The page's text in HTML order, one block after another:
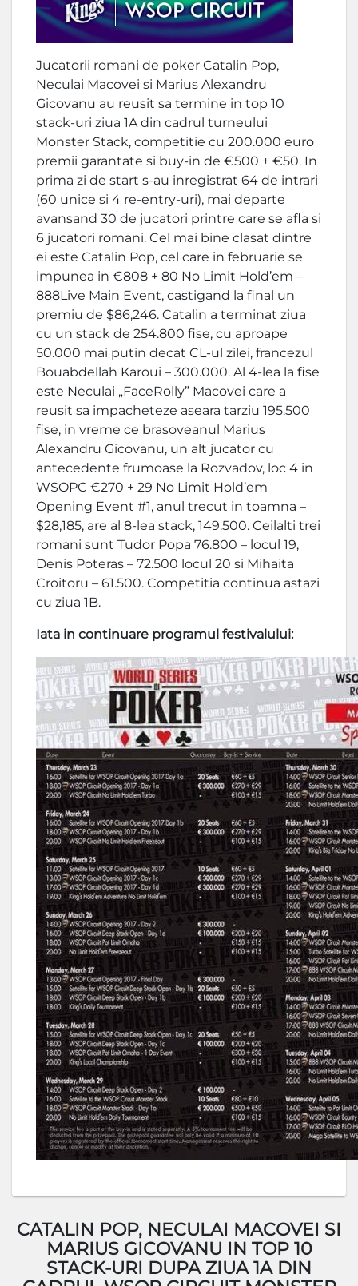
Jucatorii romani de poker Catalin Pop,
Neculai Macovei si Marius Alexandru
Gicovanu au reusit sa termine in top 10
stack-uri ziua 1A din cadrul turneului
Monster Stack, competitie cu 200.000 euro
premii garantate si buy-in de €500 + €50. In
prima zi de start s-au inregistrat 64 de intrari
(60 unice si 4 re-entry-uri), mai departe
avansand 30 de jucatori printre care se afla si
6 jucatori romani. Cel mai bine clasat dintre
ei este Catalin Pop, cel care in februarie se
impunea in €808 + 80 No Limit Hold’em –
888Live Main Event, castigand la final un
premiu de $86,246. Catalin a terminat ziua
cu un stack de 254.800 fise, cu aproape
50.000 mai putin decat CL-ul zilei, francezul
Bouabdellah Karoui – 300.000. Al 4-lea la fise
este Neculai „FaceRolly” Macovei care a
reusit sa impacheteze aseara tarziu 195.500
fise, in vreme ce brasoveanul Marius
Alexandru Gicovanu, un alt jucator cu
antecedente frumoase la Rozvadov, loc 4 in
WSOPC €270 + 29 No Limit Hold’em
Opening Event #1, anul trecut in toamna –
$28,185, are al 8-lea stack, 149.500. Ceilalti trei
romani sunt Tudor Popa 76.800 – locul 19,
Denis Poteras – 72.500 locul 20 si Mihaita
Croitoru – 61.500. Competitia continua astazi
cu ziua 1B.
Iata in continuare programul festivalului:
CATALIN POP, NECULAI MACOVEI SI
MARIUS GICOVANU IN TOP 10
STACK-URI DUPA ZIUA 1A DIN